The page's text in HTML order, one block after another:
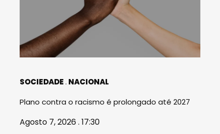
SOCIEDADE NACIONAL
Plano contra o racismo é prolongado até 2027
Agosto 7, 2026 . 17:30